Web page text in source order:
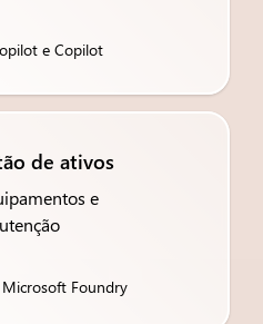
e Copilot
de ativos
e
Foundry